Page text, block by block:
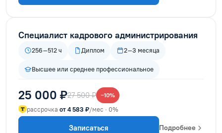
Специалист кадрового администрирования
256–512 ч Диплом 2–3 месяца
Высшее или среднее профессиональное
25 000 ₽27 500 ₽ −10%
рассрочка от 4 583 ₽/мес · 0%
Записаться Подробнее